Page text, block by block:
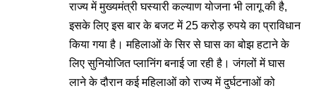
राज्य में मुख्यमंत्री घस्यारी कल्याण योजना भी लागू की है,
इसके लिए इस बार के बजट में 25 करोड़ रुपये का प्राविधान
किया गया है। महिलाओं के सिर से घास का बोझ हटाने के
लिए सुनियोजित प्लानिंग बनाई जा रही है। जंगलों में घास
लाने के दौरान कई महिलाओं को राज्य में दुर्घटनाओं को